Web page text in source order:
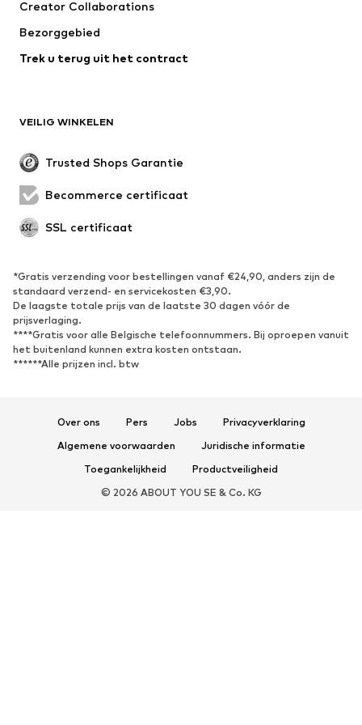
Creator Collaborations
Bezorggebied
Trek u terug uit het contract
VEILIG WINKELEN
Trusted Shops Garantie
Becommerce certificaat
SSL certificaat
*Gratis verzending voor bestellingen vanaf €24,90, anders zijn de
standaard verzend- en servicekosten €3,90.
De laagste totale prijs van de laatste 30 dagen vóór de
prijsverlaging.
****Gratis voor alle Belgische telefoonnummers. Bij oproepen vanuit
het buitenland kunnen extra kosten ontstaan.
******Alle prijzen incl. btw
Over ons Pers Jobs
Privacyverklaring
Algemene voorwaarden
Juridische informatie
Toegankelijkheid
Productveiligheid
© 2026 ABOUT YOU SE & Co. KG